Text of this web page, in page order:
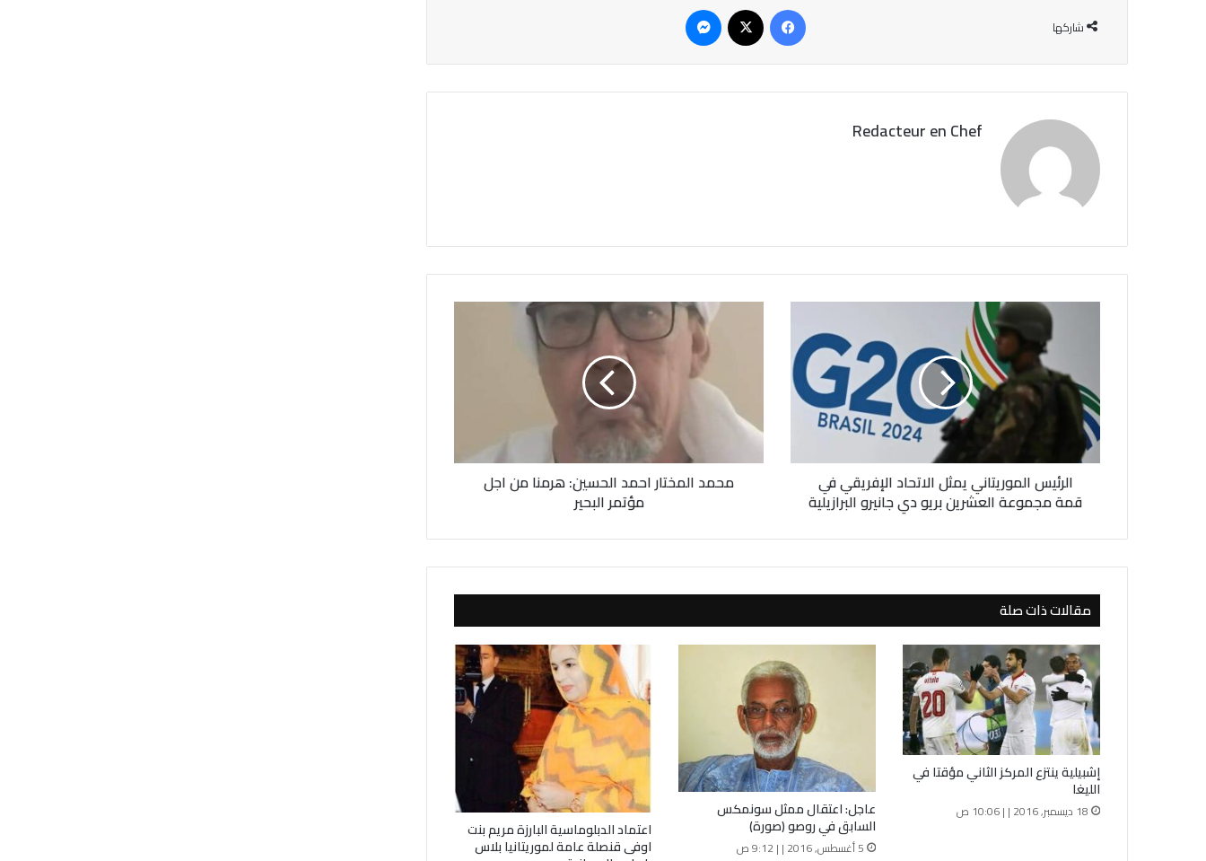
شاركها
Redacteur en Chef
س
ا
ل
م
ت
ن
ي
م
ث
ل
ا
ا
ت
ح
ا
د
ا
الرئيس الموريتاني يمثل الاتحاد الإفريقي في
قمة مجموعة العشرين بريو دي جانيرو البرازيلية
م
خ
ت
ح
د
ا
ح
س
ي
ن
:
ه
ر
م
ن
م
ن
محمد المختار احمد الحسين: هرمنا من اجل
مؤتمر البحير
مقالات ذات صلة
إشبيلية ينتزع المركز الثاني مؤقتا في
الليغا
18 ديسمبر, 2016 | | 10:06 ص عاجل: اعتقال ممثل سونمكس
السابق في روصو (صورة)
5 أغسطس, 2016 | | 9:12 ص
اعتماد الدبلوماسية البارزة مريم بنت
اوفى قنصلة عامة لموريتانيا بلاس